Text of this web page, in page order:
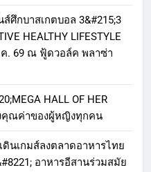
ศึกบาสเกตบอล 3&#215;3
HEALTHY LIFESTYLE
.ค. 69 ณ ฟู้ดวอล์ค พลาซ่า
HALL OF HER
งคุณค่าของผู้หญิงทุกคน
ดินเกมส์ลงตลาดอาหารไทย
อาหารอีสานร่วมสมัย